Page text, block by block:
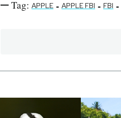
Tag: APPLE - APPLE FBI - FBI -